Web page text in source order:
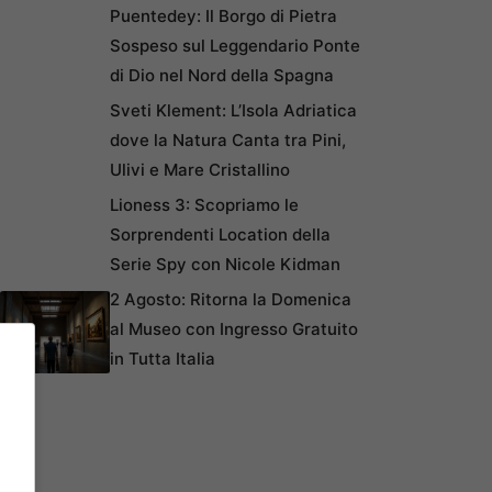
Puentedey: Il Borgo di Pietra
Sospeso sul Leggendario Ponte
di Dio nel Nord della Spagna
Sveti Klement: L’Isola Adriatica
dove la Natura Canta tra Pini,
Ulivi e Mare Cristallino
Lioness 3: Scopriamo le
Sorprendenti Location della
Serie Spy con Nicole Kidman
2 Agosto: Ritorna la Domenica
al Museo con Ingresso Gratuito
in Tutta Italia